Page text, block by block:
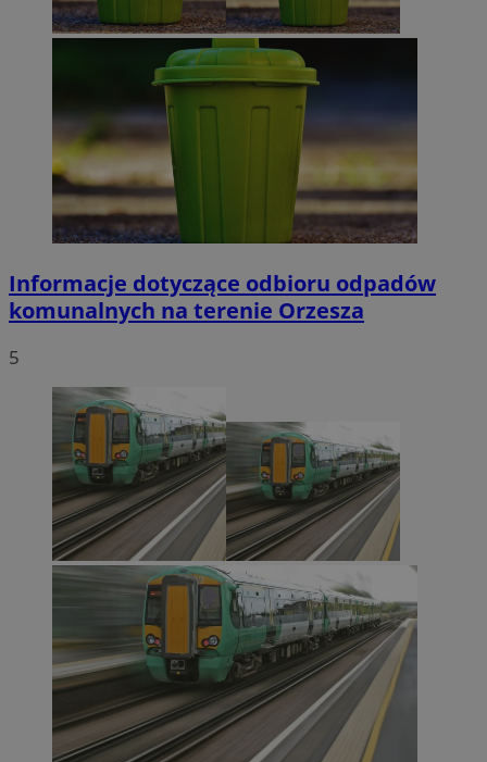
Informacje dotyczące odbioru odpadów
komunalnych na terenie Orzesza
5